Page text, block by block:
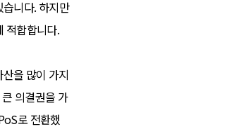
니다. 하지만
적합합니다.
을 많이 가지
의결권을 가
로 전환했